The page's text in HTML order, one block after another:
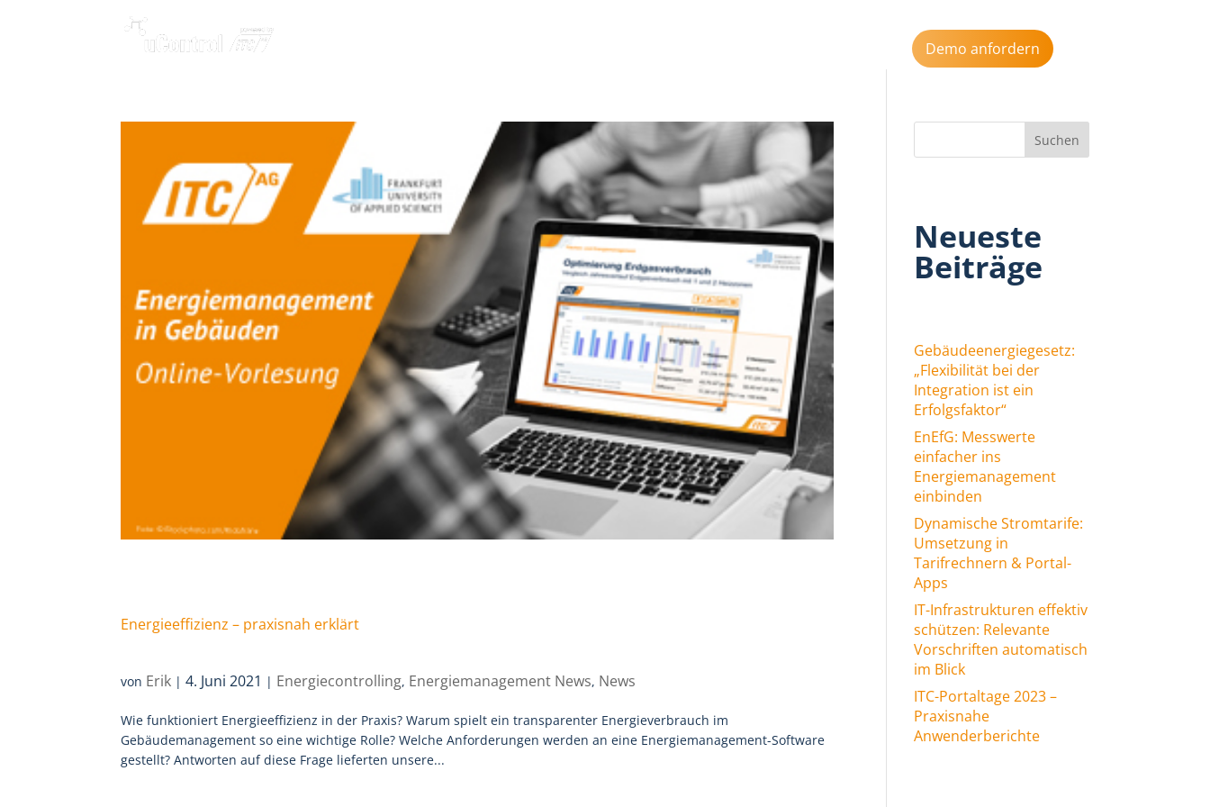
Demo anfordern
Energieeffizienz – praxisnah erklärt
von Erik |4. Juni 2021 | Energiecontrolling, Energiemanagement News, News
Wie funktioniert Energieeffizienz in der Praxis? Warum spielt ein transparenter Energieverbrauch im
Gebäudemanagement so eine wichtige Rolle? Welche Anforderungen werden an eine Energiemanagement-Software
gestellt? Antworten auf diese Frage lieferten unsere...
Neueste
Beiträge
Gebäudeenergiegesetz:
„Flexibilität bei der
Integration ist ein
Erfolgsfaktor“
EnEfG: Messwerte
einfacher ins
Energiemanagement
einbinden
Dynamische Stromtarife:
Umsetzung in
Tarifrechnern & Portal-
Apps
IT-Infrastrukturen effektiv
schützen: Relevante
Vorschriften automatisch
im Blick
ITC-Portaltage 2023 –
Praxisnahe
Anwenderberichte